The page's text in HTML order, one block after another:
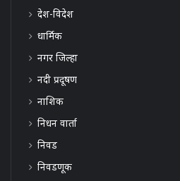
देश-विदेश
धार्मिक
नगर जिल्हा
नदी प्रदूषण
नाशिक
निधन वार्ता
निवड
निवडणूक